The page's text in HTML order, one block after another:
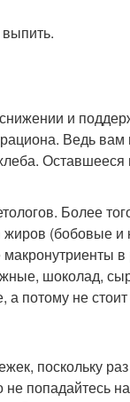
и
Ведь
Более
жиров (бобовые и
в
шоколад,
потому не
поскольку
не попадайтесь